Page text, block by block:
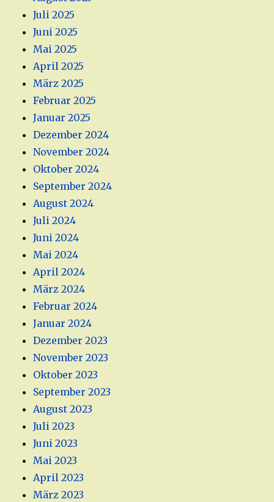
Juli 2025
Juni 2025
Mai 2025
April 2025
März 2025
Februar 2025
Januar 2025
Dezember 2024
November 2024
Oktober 2024
September 2024
August 2024
Juli 2024
Juni 2024
Mai 2024
April 2024
März 2024
Februar 2024
Januar 2024
Dezember 2023
November 2023
Oktober 2023
September 2023
August 2023
Juli 2023
Juni 2023
Mai 2023
April 2023
März 2023